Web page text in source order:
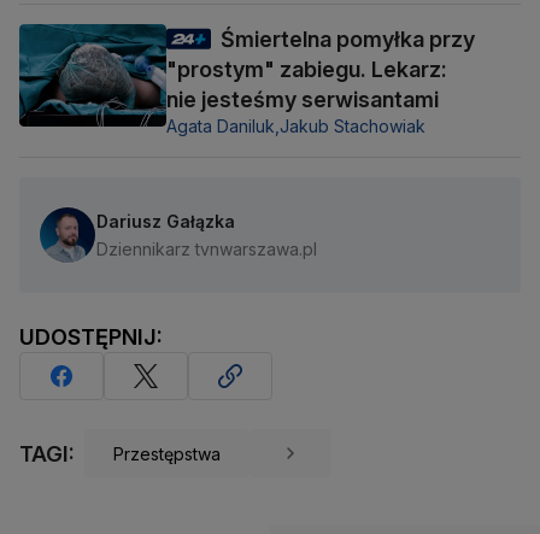
Śmiertelna pomyłka przy
"prostym" zabiegu. Lekarz:
nie jesteśmy serwisantami
Agata Daniluk,Jakub Stachowiak
Dariusz Gałązka
Dziennikarz tvnwarszawa.pl
UDOSTĘPNIJ:
TAGI: Przestępstwa